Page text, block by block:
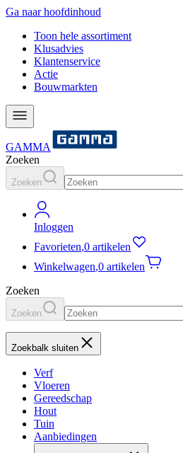
Ga naar hoofdinhoud
Toon hele assortiment
Klusadvies
Klantenservice
Actie
Bouwmarkten
GAMMA
Zoeken
Zoeken
Inloggen
Favorieten,0 artikelen
Winkelwagen,0 artikelen
Zoeken
Zoeken
Zoekbalk sluiten
Verf
Vloeren
Gereedschap
Hout
Tuin
Aanbiedingen